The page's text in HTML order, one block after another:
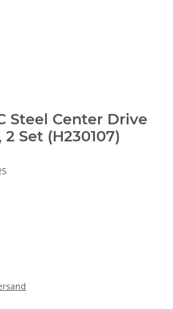
Steel Center Drive
Set (H230107)